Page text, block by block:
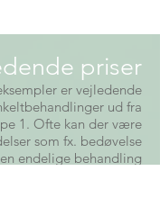
priser
er vejledende
ud fra
1. Ofte kan der være
som fx. bedøvelse
endelige behandling